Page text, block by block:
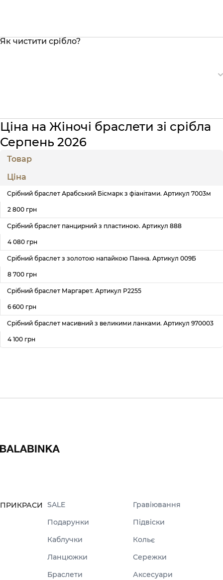
Як чистити срібло?
Ціна на Жіночі браслети зі срібла
Серпень 2026
Товар
Ціна
Срібний браслет Арабський Бісмарк з фіанітами. Артикул 7003м
2 800 грн
Срібний браслет панцирний з пластиною. Артикул 888
4 080 грн
Срібний браслет з золотою напайкою Панна. Артикул 009Б
8 700 грн
Срібний браслет Маргарет. Артикул Р2255
6 600 грн
Срібний браслет масивний з великими ланками. Артикул 970003
4 100 грн
ПРИКРАСИ SALE
Гравіювання
Подарунки
Підвіски
Каблучки
Кольє
Ланцюжки
Сережки
Браслети
Аксесуари